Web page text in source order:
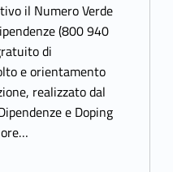
il Numero Verde
(800 940
di
e orientamento
realizzato dal
e Doping